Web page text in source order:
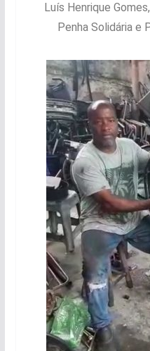
Luís Henrique
Penha Solidária e